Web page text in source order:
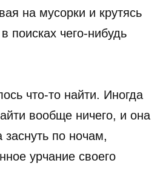
на мусорки и крутясь
поисках чего-нибудь
что-то найти. Иногда
вообще ничего, и она
заснуть по ночам,
урчание своего